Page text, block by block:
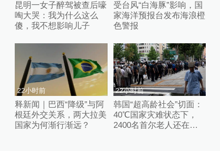
昆明一女子醉驾被查后嚎
啕大哭：我为什么这么
傻，我不想影响儿子
受台风“白海豚”影响，国
家海洋预报台发布海浪橙
色警报
22小时前
释新闻｜巴西“降级”与阿
根廷外交关系，两大拉美
国家为何渐行渐远？
22小时前
韩国“超高龄社会”切面：
40℃国家灾难状态下，
2400名首尔老人还在巷